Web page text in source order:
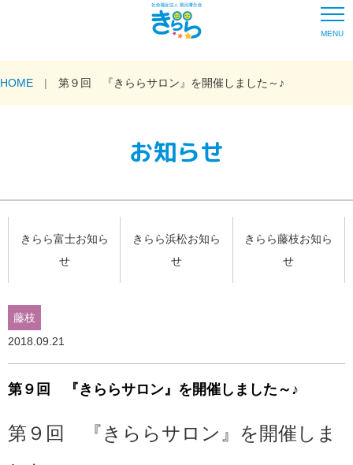
MENU
HOME 第９回 『きららサロン』を開催しました～♪
お知らせ
きらら富士お知ら
せ
きらら浜松お知ら
せ
きらら藤枝お知ら
せ
藤枝
2018.09.21
第９回 『きららサロン』を開催しました～♪
第９回 『きららサロン』を開催しま